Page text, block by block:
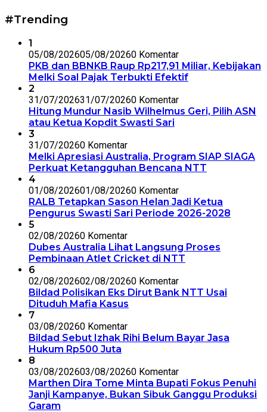
#Trending
1
05/08/202605/08/20260 Komentar
PKB dan BBNKB Raup Rp217,91 Miliar, Kebijakan
Melki Soal Pajak Terbukti Efektif
2
31/07/202631/07/20260 Komentar
Hitung Mundur Nasib Wilhelmus Geri, Pilih ASN
atau Ketua Kopdit Swasti Sari
3
31/07/20260 Komentar
Melki Apresiasi Australia, Program SIAP SIAGA
Perkuat Ketangguhan Bencana NTT
4
01/08/202601/08/20260 Komentar
RALB Tetapkan Sason Helan Jadi Ketua
Pengurus Swasti Sari Periode 2026-2028
5
02/08/20260 Komentar
Dubes Australia Lihat Langsung Proses
Pembinaan Atlet Cricket di NTT
6
02/08/202602/08/20260 Komentar
Bildad Polisikan Eks Dirut Bank NTT Usai
Dituduh Mafia Kasus
7
03/08/20260 Komentar
Bildad Sebut Izhak Rihi Belum Bayar Jasa
Hukum Rp500 Juta
8
03/08/202603/08/20260 Komentar
Marthen Dira Tome Minta Bupati Fokus Penuhi
Janji Kampanye, Bukan Sibuk Ganggu Produksi
Garam